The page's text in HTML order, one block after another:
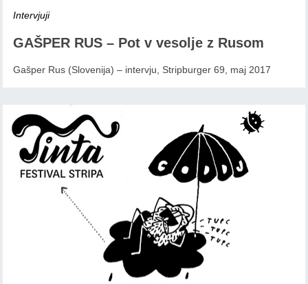
Intervjuji
GAŠPER RUS – Pot v vesolje z Rusom
Gašper Rus (Slovenija) – intervju, Stripburger 69, maj 2017